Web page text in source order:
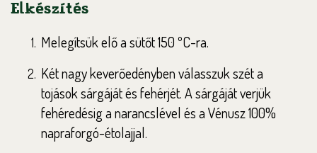
Elkészítés
Melegítsük elő a sütőt 150 ºC-ra.
Két nagy keverőedényben válasszuk szét a
tojások sárgáját és fehérjét. A sárgáját verjük
fehéredésig a narancslével és a Vénusz 100%
napraforgó-étolajjal.